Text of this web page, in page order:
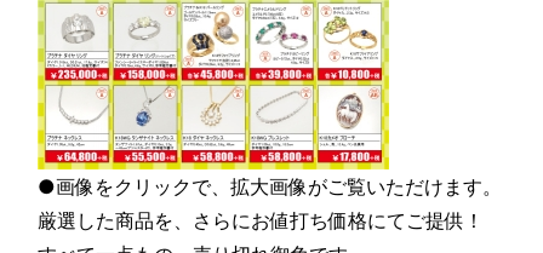
●画像をクリックで、拡大画像がご覧いただけます。
厳選した商品を、さらにお値打ち価格にてご提供！